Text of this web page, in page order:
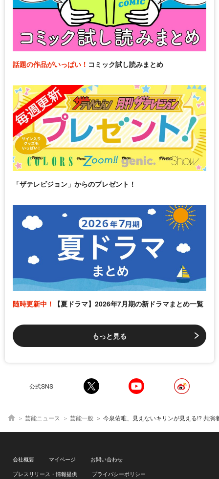
話題の作品がいっぱい！ コミック試し読みまとめ
「ザテレビジョン」からのプレゼント！
随時更新中！ 【夏ドラマ】2026年7月期の新ドラマまとめ一覧
もっと見る
公式SNS
芸能ニュース 芸能一般 今泉佑唯、見えないキリンが見える!? 共演者が“不思議ちゃん”
会社概要 マイページ
お問い合わせ
プレスリリース・情報提供
プライバシーポリシー